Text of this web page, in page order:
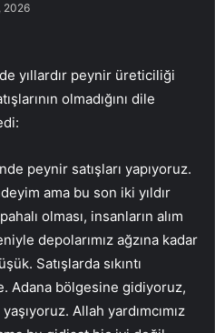
2026
yıllardır peynir üreticiliği
olmadığını dile
peynir satışları yapıyoruz.
ama bu son iki yıldır
olması, insanların alım
depolarımız ağzına kadar
Satışlarda sıkıntı
Adana bölgesine gidiyoruz,
Allah yardımcımız